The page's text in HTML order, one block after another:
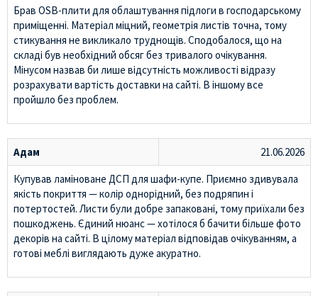
Брав OSB-плити для облаштування підлоги в господарському
приміщенні. Матеріал міцний, геометрія листів точна, тому
стикування не викликало труднощів. Сподобалося, що на
складі був необхідний обсяг без тривалого очікування.
Мінусом назвав би лише відсутність можливості відразу
розрахувати вартість доставки на сайті. В іншому все
пройшло без проблем.
Адам
21.06.2026
Купував ламіноване ДСП для шафи-купе. Приємно здивувала
якість покриття — колір однорідний, без подряпин і
потертостей. Листи були добре запаковані, тому приїхали без
пошкоджень. Єдиний нюанс — хотілося б бачити більше фото
декорів на сайті. В цілому матеріал відповідав очікуванням, а
готові меблі виглядають дуже акуратно.